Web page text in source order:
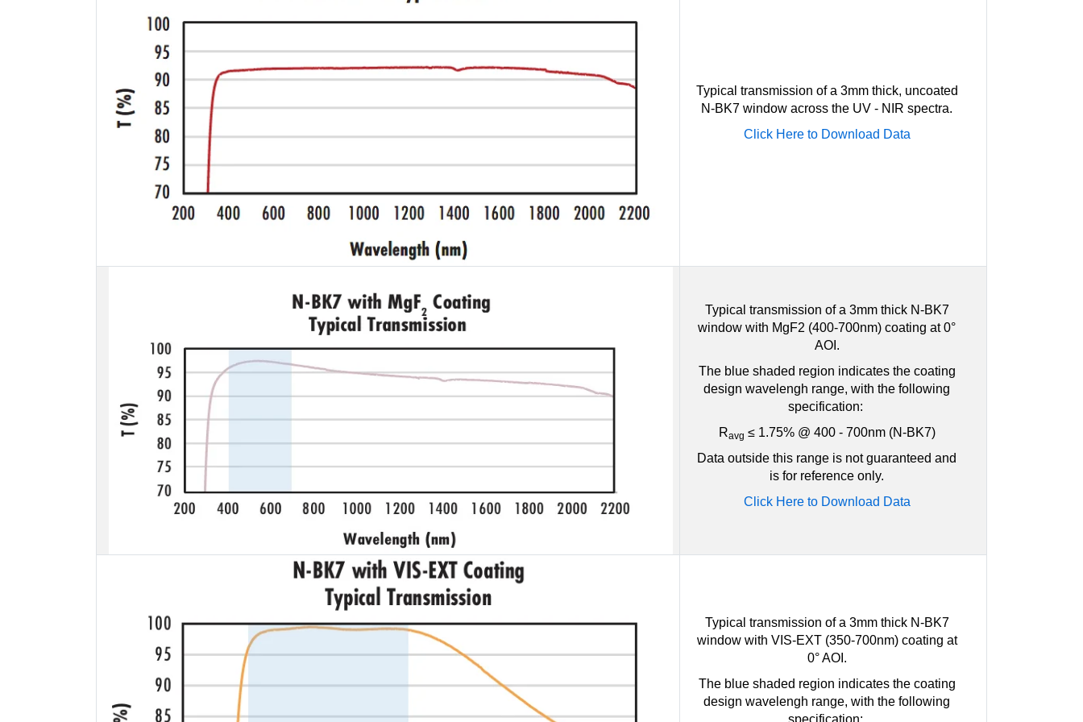
Typical transmission of a 3mm thick, uncoated
N-BK7 window across the UV - NIR spectra.
Click Here to Download Data
Typical transmission of a 3mm thick N-BK7
window with MgF2 (400-700nm) coating at 0°
AOI.
The blue shaded region indicates the coating
design wavelengh range, with the following
specification:
Ravg ≤ 1.75% @ 400 - 700nm (N-BK7)
Data outside this range is not guaranteed and
is for reference only.
Click Here to Download Data
Typical transmission of a 3mm thick N-BK7
window with VIS-EXT (350-700nm) coating at
0° AOI.
The blue shaded region indicates the coating
design wavelengh range, with the following
specification: